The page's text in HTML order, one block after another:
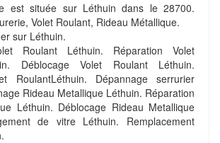
est située sur Léthuin dans le 28700.
Volet Roulant, Rideau Métallique.
sur Léthuin.
Roulant Léthuin. Réparation Volet
Déblocage Volet Roulant Léthuin.
RoulantLéthuin. Dépannage serrurier
Rideau Metallique Léthuin. Réparation
Léthuin. Déblocage Rideau Metallique
de vitre Léthuin. Remplacement